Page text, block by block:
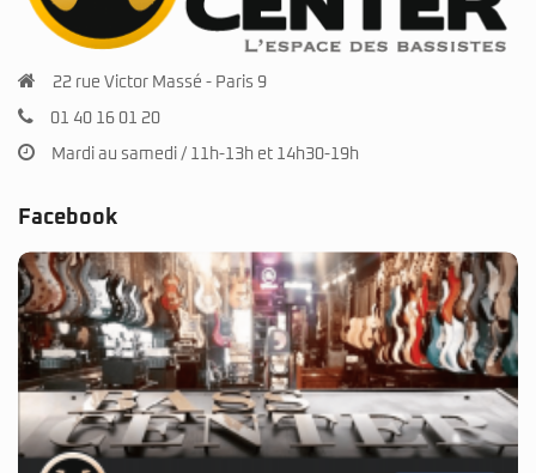
22 rue Victor Massé - Paris 9
01 40 16 01 20
Mardi au samedi / 11h-13h et 14h30-19h
Facebook